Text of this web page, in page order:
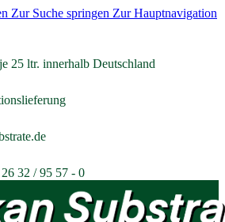
Zur Suche springen Zur Hauptnavigation
25 ltr. innerhalb Deutschland
32 / 95 57 - 0